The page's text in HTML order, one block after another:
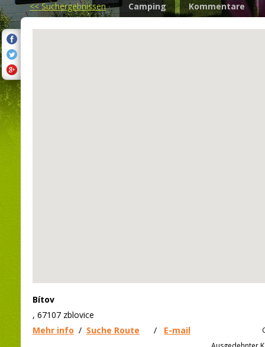
<<Suchergebnissen Camping Kommentare
Bítov
, 67107 zblovice
Mehr info / Suche Route / E-mail